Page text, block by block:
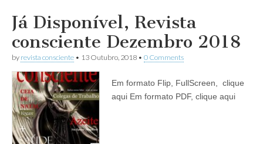
Já Disponível, Revista
consciente Dezembro 2018
by revista consciente • 13 Outubro, 2018 • 0 Comments
Em formato Flip, FullScreen, clique
aqui Em formato PDF, clique aqui